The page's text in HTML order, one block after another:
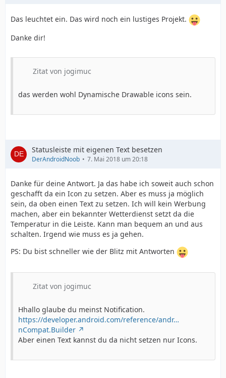
Das leuchtet ein. Das wird noch ein lustiges Projekt.
Danke dir!
Zitat von jogimuc
das werden wohl Dynamische Drawable icons sein.
Statusleiste mit eigenen Text besetzen
DerAndroidNoob 7. Mai 2018 um 20:18
Danke für deine Antwort. Ja das habe ich soweit auch schon
geschafft da ein Icon zu setzen. Aber es muss ja möglich
sein, da oben einen Text zu setzen. Ich will kein Werbung
machen, aber ein bekannter Wetterdienst setzt da die
Temperatur in die Leiste. Kann man bequem an und aus
schalten. Irgend wie muss es ja gehen.
PS: Du bist schneller wie der Blitz mit Antworten
Zitat von jogimuc
Hhallo glaube du meinst Notification.
https://developer.android.com/reference/andr…
nCompat.Builder
Aber einen Text kannst du da nicht setzen nur Icons.